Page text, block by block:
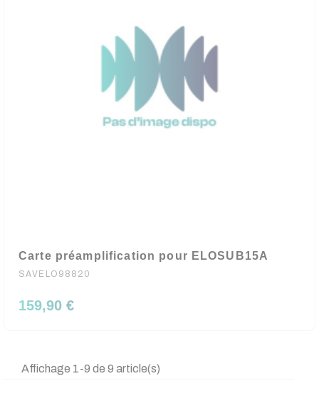
Carte préamplification pour ELOSUB15A
SAVELO98820
159,90 €
Affichage 1-9 de 9 article(s)